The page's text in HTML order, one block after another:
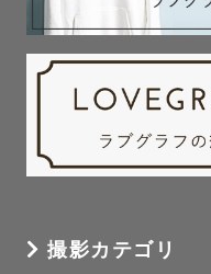
撮影カテゴリ